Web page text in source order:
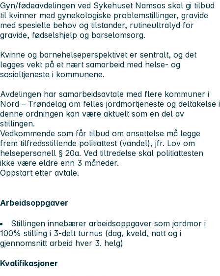
Gyn/fødeavdelingen ved Sykehuset Namsos skal gi tilbud
til kvinner med gynekologiske problemstillinger, gravide
med spesielle behov og tilstander, rutineultralyd for
gravide, fødselshjelp og barselomsorg.
Kvinne og barnehelseperspektivet er sentralt, og det
legges vekt på et nært samarbeid med helse- og
sosialtjeneste i kommunene.
Avdelingen har samarbeidsavtale med flere kommuner i
Nord – Trøndelag om felles jordmortjeneste og deltakelse i
denne ordningen kan være aktuelt som en del av
stillingen.
Vedkommende som får tilbud om ansettelse må legge
frem tilfredsstillende politiattest (vandel), jfr. Lov om
helsepersonell § 20a. Ved tiltredelse skal politiattesten
ikke være eldre enn 3 måneder.
Oppstart etter avtale.
Arbeidsoppgaver
Stillingen innebærer arbeidsoppgaver som jordmor i
100% stilling i 3-delt turnus (dag, kveld, natt og i
gjennomsnitt arbeid hver 3. helg)
Kvalifikasjoner